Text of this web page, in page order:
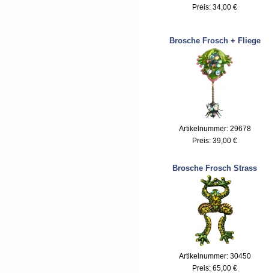
Preis: 34,00 €
Brosche Frosch + Fliege
Artikelnummer: 29678
Preis: 39,00 €
Brosche Frosch Strass
Artikelnummer: 30450
Preis: 65,00 €